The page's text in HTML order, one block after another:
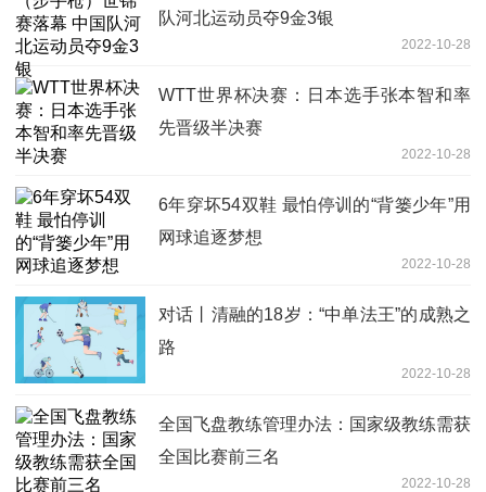
队河北运动员夺9金3银
2022-10-28
WTT世界杯决赛：日本选手张本智和率
先晋级半决赛
2022-10-28
6年穿坏54双鞋 最怕停训的“背篓少年”用
网球追逐梦想
2022-10-28
对话丨清融的18岁：“中单法王”的成熟之
路
2022-10-28
全国飞盘教练管理办法：国家级教练需获
全国比赛前三名
2022-10-28